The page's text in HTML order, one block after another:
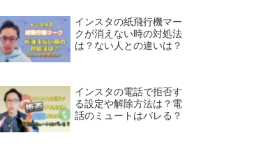
インスタの紙飛行機マー
クが消えない時の対処法
は？ない人との違いは？
インスタの電話で拒否す
る設定や解除方法は？電
話のミュートはバレる？